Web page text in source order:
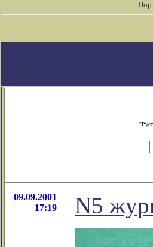
09.09.2001
17:19
N5